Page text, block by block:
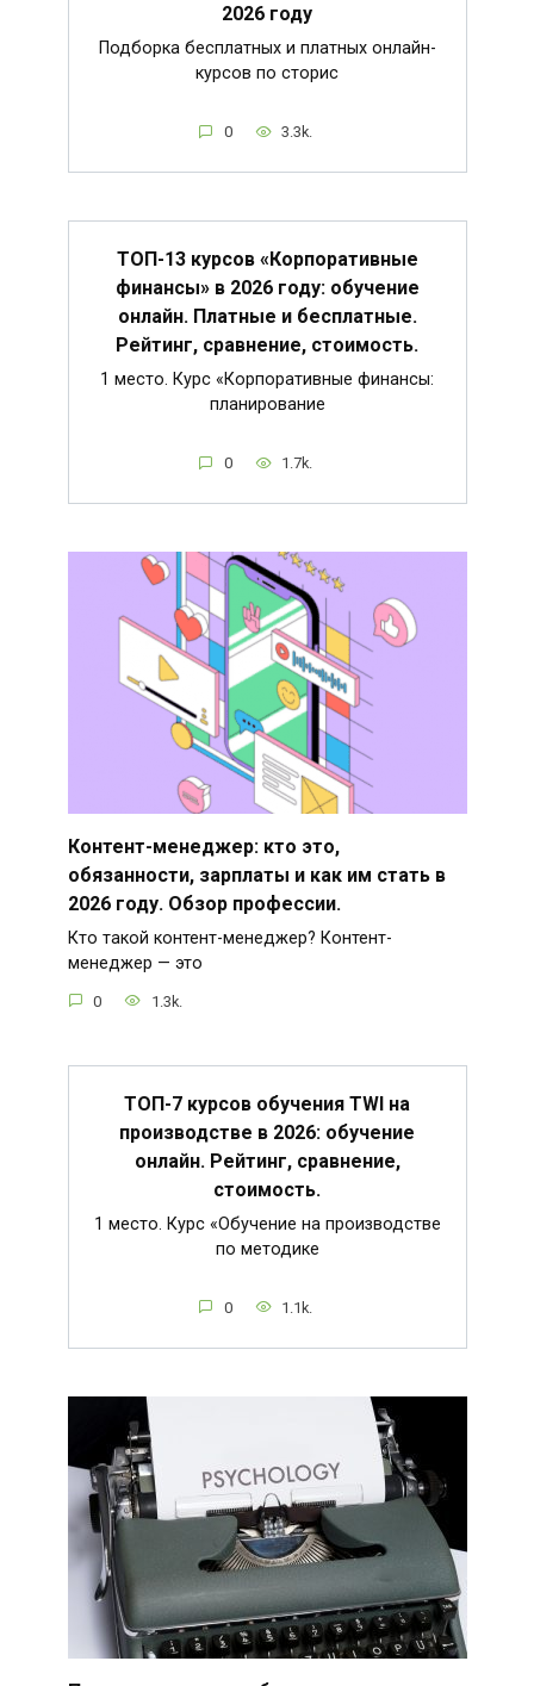
2026 году
Подборка бесплатных и платных онлайн-
курсов по сторис
0 3.3k.
ТОП-13 курсов «Корпоративные
финансы» в 2026 году: обучение
онлайн. Платные и бесплатные.
Рейтинг, сравнение, стоимость.
1 место. Курс «Корпоративные финансы:
планирование
0 1.7k.
Контент-менеджер: кто это,
обязанности, зарплаты и как им стать в
2026 году. Обзор профессии.
Кто такой контент-менеджер? Контент-
менеджер — это
0 1.3k.
ТОП-7 курсов обучения TWI на
производстве в 2026: обучение
онлайн. Рейтинг, сравнение,
стоимость.
1 место. Курс «Обучение на производстве
по методике
0 1.1k.